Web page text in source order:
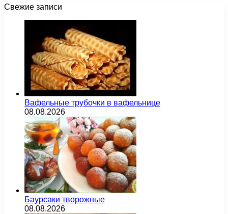
Свежие записи
Вафельные трубочки в вафельнице
08.08.2026
Баурсаки творожные
08.08.2026